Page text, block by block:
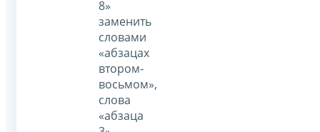
8»
заменить
словами
«абзацах
втором-
восьмом»,
слова
«абзаца